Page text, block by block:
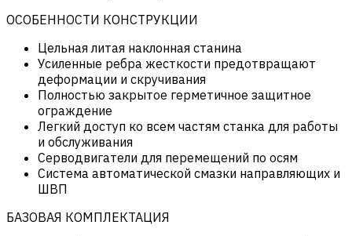
ОСОБЕННОСТИ КОНСТРУКЦИИ
Цельная литая наклонная станина
Усиленные ребра жесткости предотвращают
деформации и скручивания
Полностью закрытое герметичное защитное
ограждение
Легкий доступ ко всем частям станка для работы
и обслуживания
Серводвигатели для перемещений по осям
Система автоматической смазки направляющих и
ШВП
БАЗОВАЯ КОМПЛЕКТАЦИЯ